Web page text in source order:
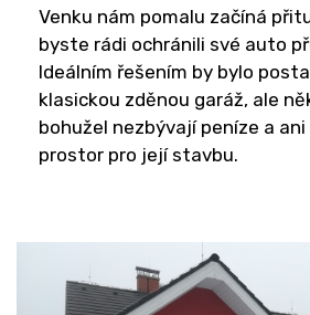
Venku nám pomalu začíná
byste rádi ochránili své auto
Ideálním řešením by bylo
klasickou zděnou garáž, ale
bohužel nezbývají peníze a
prostor pro její stavbu.